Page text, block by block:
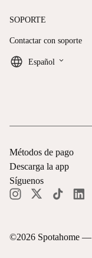
SOPORTE
Contactar con soporte
Español keyboard_arrow_down
©2026 Spotahome —
Métodos de pago
Descarga la app
Síguenos